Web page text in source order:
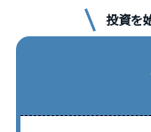
投資を